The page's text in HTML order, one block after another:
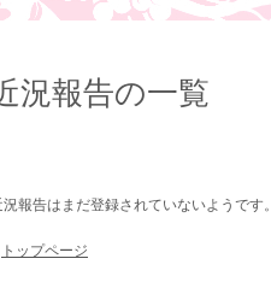
況報告の一覧
況報告はまだ登録されていないようです。
トップページ